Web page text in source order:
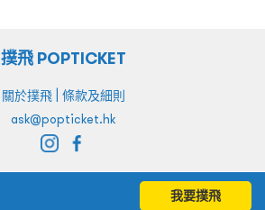
我要撲飛
撲飛 POPTICKET
關於撲飛| 條款及細則
ask@popticket.hk